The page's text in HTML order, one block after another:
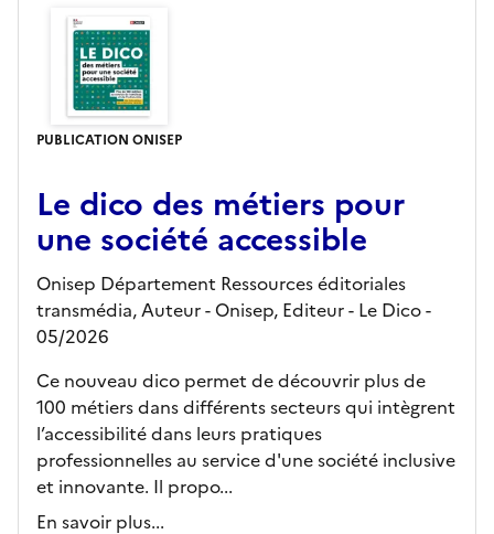
PUBLICATION ONISEP
Le dico des métiers pour
une société accessible
Onisep Département Ressources éditoriales
transmédia, Auteur - Onisep, Editeur- Le Dico-
05/2026
Ce nouveau dico permet de découvrir plus de
100 métiers dans différents secteurs qui intègrent
l’accessibilité dans leurs pratiques
professionnelles au service d'une société inclusive
et innovante. Il propo...
En savoir plus...